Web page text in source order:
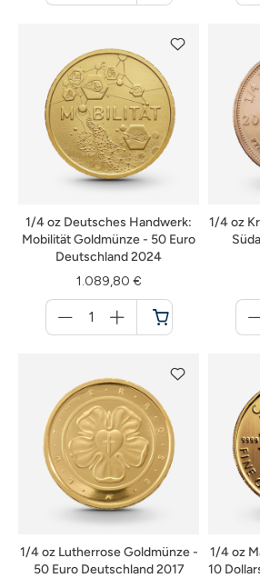
Warenkorb
1/4 oz Deutsches Handwerk:
Mobilität Goldmünze - 50 Euro
Deutschland 2024
1.089,80 €
für
Warenkorb
1/4 oz
1/4 oz Lutherrose Goldmünze -
50 Euro Deutschland 2017
1/4 oz
10